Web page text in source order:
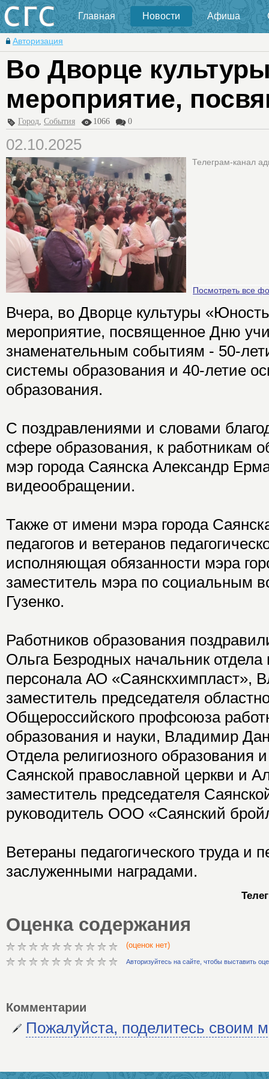
Главная Новости Афиша
Авторизация
Во Дворце
мероприятие,
Город, События 1066 0
02.10.2025
Телеграм-канал
Посмотреть все
Вчера, во Дворце культуры
мероприятие, посвященное Дню
знаменательным событиям - 50-
системы образования и 40-летие
образования.
С поздравлениями и словами
сфере образования, к работникам
мэр города Саянска Александр
видеообращении.
Также от имени мэра города
педагогов и ветеранов
исполняющая обязанности мэра
заместитель мэра по социальным
Гузенко.
Работников образования
Ольга Безродных начальник
персонала АО «Саянскхимпласт»,
заместитель председателя
Общероссийского профсоюза
образования и науки, Владимир
Отдела религиозного образования
Саянской православной церкви и
заместитель председателя
руководитель ООО «Саянский
Ветераны педагогического труда и
заслуженными наградами.
Оценка содержания
(оценок нет)
Авторизуйтесь на сайте, чтобы выставить
Комментарии
Пожалуйста, поделитесь своим